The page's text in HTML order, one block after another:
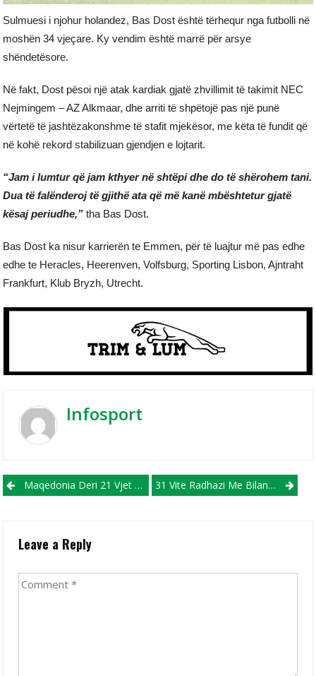
Sulmuesi i njohur holandez, Bas Dost është tërhequr nga futbolli në
moshën 34 vjeçare. Ky vendim është marrë për arsye
shëndetësore.
Në fakt, Dost pësoi një atak kardiak gjatë zhvillimit të takimit NEC
Nejmingem – AZ Alkmaar, dhe arriti të shpëtojë pas një punë
vërtetë të jashtëzakonshme të stafit mjekësor, me këta të fundit që
në kohë rekord stabilizuan gjendjen e lojtarit.
“Jam i lumtur që jam kthyer në shtëpi dhe do të shërohem tani.
Dua të falënderoj të gjithë ata që më kanë mbështetur gjatë
kësaj periudhe,” tha Bas Dost.
Bas Dost ka nisur karrierën te Emmen, për të luajtur më pas edhe
edhe te Heracles, Heerenven, Volfsburg, Sporting Lisbon, Ajntraht
Frankfurt, Klub Bryzh, Utrecht.
Infosport
Post navigation
Maqedonia Deri 21 Vjet Startoi Përgatitjet Për Ndeshjet Me Gjeorgjinë Dhe Austrinë 31 Vite Radhazi Me Bilanc Pozitiv, Bajern Munihu Mban Rekordin Absolut Në Botën E Futbollit
Leave a Reply